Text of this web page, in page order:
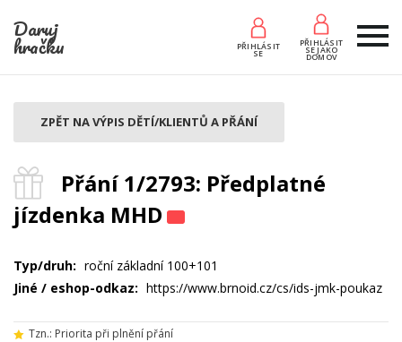
Daruj
hračku PŘIHLÁSIT
SE
PŘIHLÁSIT
SE JAKO
DOMOV
Přání 1/2793: Předplatné
jízdenka MHD
ZPĚT NA VÝPIS DĚTÍ/KLIENTŮ A PŘÁNÍ
Typ/druh: roční základní 100+101
Jiné / eshop-odkaz: https://www.brnoid.cz/cs/ids-jmk-poukaz
Tzn.: Priorita při plnění přání